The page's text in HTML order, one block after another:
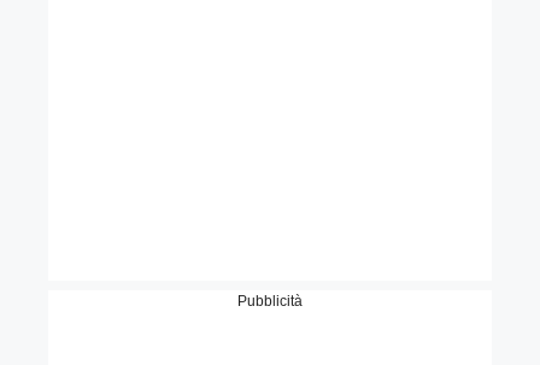
Pubblicità